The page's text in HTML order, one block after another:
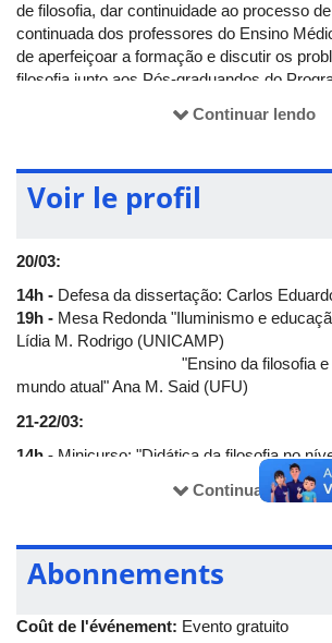
de filosofia, dar continuidade ao processo
continuada dos professores do Ensino
de aperfeiçoar a formação e discutir os
filosofia junto aos Pós-graduandos do
promover a integração entre docentes e
As inscrições devem ser feitas pelo
informações disponíveis na página do
Continuar lendo
Voir le profil
20/03:
14h - Defesa da dissertação: Carlos
19h - Mesa Redonda "Iluminismo e
Lídia M. Rodrigo (UNICAMP)
"Ensino da filosofia e
mundo atual" Ana M. Said (UFU)
21-22/03:
14h - Minicurso: "Didática da filosofia no
ideais educativos e a realidade" Lídia M.
Continuar lendo
Abonnements
Coût de l'événement: Evento gratuito